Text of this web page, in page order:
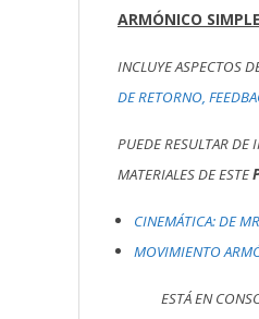
ARMÓNICO
INCLUYE ASPECTOS
DE RETORNO,
PUEDE RESULTAR DE
MATERIALES DE ESTE
CINEMÁTICA: DE
MOVIMIENTO
ESTÁ EN